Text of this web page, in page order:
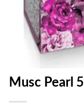
Musc Pearl